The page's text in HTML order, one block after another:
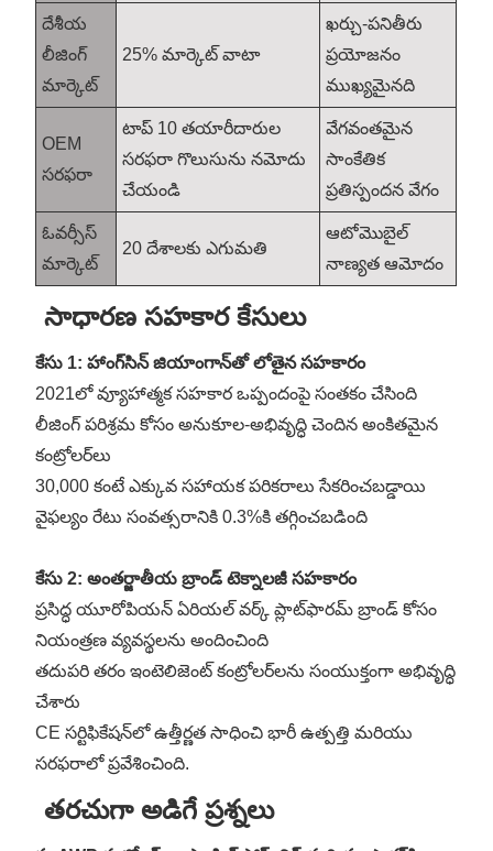
దేశీయ
లీజింగ్
మార్కెట్
25% మార్కెట్ వాటా
ఖర్చు-పనితీరు
ప్రయోజనం
ముఖ్యమైనది
OEM
సరఫరా
టాప్ 10 తయారీదారుల
సరఫరా గొలుసును నమోదు
చేయండి
వేగవంతమైన
సాంకేతిక
ప్రతిస్పందన వేగం
ఓవర్సీస్
మార్కెట్
20 దేశాలకు ఎగుమతి
ఆటోమొబైల్
నాణ్యత ఆమోదం
సాధారణ సహకార కేసులు
కేసు 1: హాంగ్‌సిన్ జియాంగాన్‌తో లోతైన సహకారం
2021లో వ్యూహాత్మక సహకార ఒప్పందంపై సంతకం చేసింది
లీజింగ్ పరిశ్రమ కోసం అనుకూల-అభివృద్ధి చెందిన అంకితమైన
కంట్రోలర్‌లు
30,000 కంటే ఎక్కువ సహాయక పరికరాలు సేకరించబడ్డాయి
వైఫల్యం రేటు సంవత్సరానికి 0.3%కి తగ్గించబడింది
కేసు 2: అంతర్జాతీయ బ్రాండ్ టెక్నాలజీ సహకారం
ప్రసిద్ధ యూరోపియన్ ఏరియల్ వర్క్ ప్లాట్‌ఫారమ్ బ్రాండ్ కోసం
నియంత్రణ వ్యవస్థలను అందించింది
తదుపరి తరం ఇంటెలిజెంట్ కంట్రోలర్‌లను సంయుక్తంగా అభివృద్ధి
చేశారు
CE సర్టిఫికేషన్‌లో ఉత్తీర్ణత సాధించి భారీ ఉత్పత్తి మరియు
సరఫరాలో ప్రవేశించింది.
తరచుగా అడిగే ప్రశ్నలు